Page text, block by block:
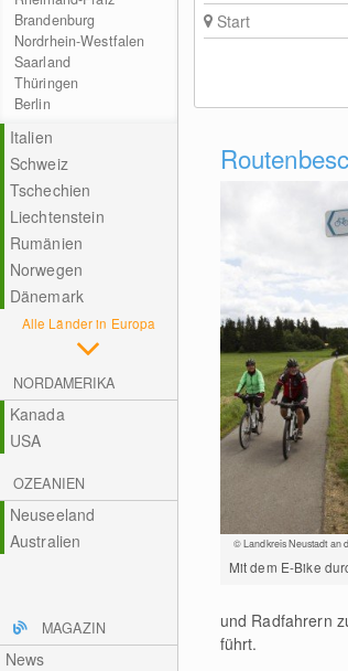
Brandenburg
Nordrhein-Westfalen
Saarland
Thüringen
Berlin
Italien
Schweiz
Tschechien
Liechtenstein
Rumänien
Norwegen
Dänemark
Alle Länder in Europa
NORDAMERIKA
Kanada
USA
OZEANIEN
Neuseeland
Australien
MAGAZIN
News
Start
© Landkreis Neustadt an
Mit dem E-Bike
und Radfahrern
führt.